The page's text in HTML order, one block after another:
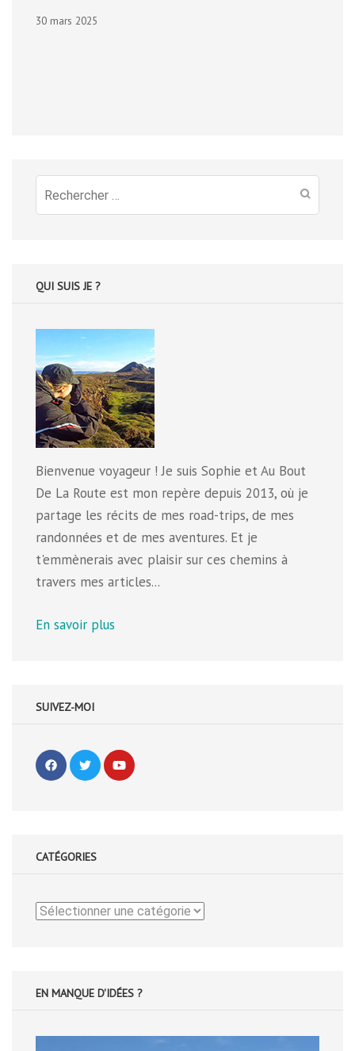
30 mars 2025
Recherche
pour
QUI SUIS JE ?
Bienvenue voyageur ! Je suis Sophie et Au Bout
De La Route est mon repère depuis 2013, où je
partage les récits de mes road-trips, de mes
randonnées et de mes aventures. Et je
t'emmènerais avec plaisir sur ces chemins à
travers mes articles...
En savoir plus
SUIVEZ-MOI
CATÉGORIES
Catégories
EN MANQUE D'IDÉES ?